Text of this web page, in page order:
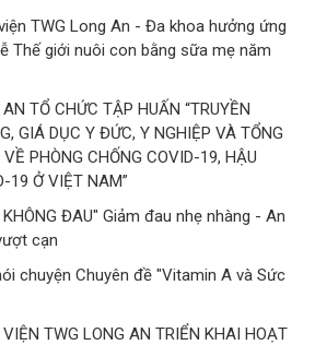
TWG Long An - Đa khoa hưởng ứng
Thế giới nuôi con bằng sữa mẹ năm
TỔ CHỨC TẬP HUẤN “TRUYỀN
GIÁ DỤC Y ĐỨC, Y NGHIỆP VÀ TỔNG
VỀ PHÒNG CHỐNG COVID-19, HẬU
19 Ở VIỆT NAM”
KHÔNG ĐAU" Giảm đau nhẹ nhàng - An
cạn
chuyện Chuyên đề "Vitamin A và Sức
TWG LONG AN TRIỂN KHAI HOẠT